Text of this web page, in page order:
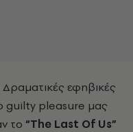
Δραματικές εφηβικές
guilty pleasure μας
το “The Last Of Us”